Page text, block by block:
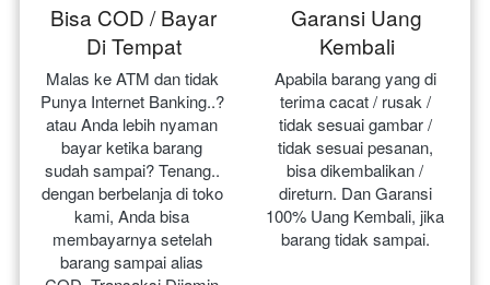
Bisa COD / Bayar
Di Tempat
Malas ke ATM dan tidak
Punya Internet Banking..?
atau Anda lebih nyaman
bayar ketika barang
sudah sampai? Tenang..
dengan berbelanja di toko
kami, Anda bisa
membayarnya setelah
barang sampai alias
Garansi Uang
Kembali
Apabila barang yang di
terima cacat / rusak /
tidak sesuai gambar /
tidak sesuai pesanan,
bisa dikembalikan /
direturn. Dan Garansi
100% Uang Kembali, jika
barang tidak sampai.